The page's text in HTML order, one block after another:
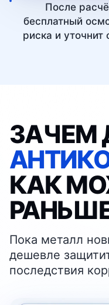
После
бесплатный
риска и
ЗАЧЕМ
КАК
Пока металл
дешевле
последствия